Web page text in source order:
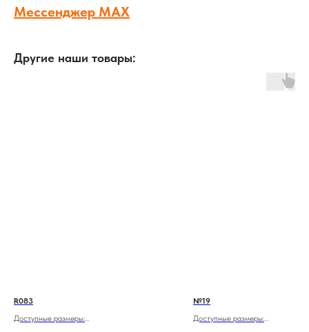
Мессенджер MAX
Другие наши товары:
R083
Доступные размеры:
№19
Доступные размеры: